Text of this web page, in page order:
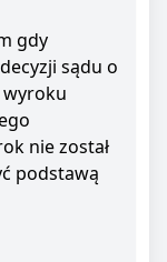
gdy
sądu o
nie został
podstawą